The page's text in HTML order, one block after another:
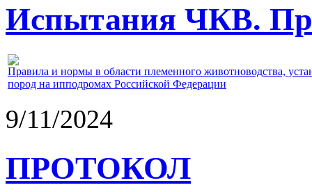
Испытания ЧКВ.
Правила и нормы в области племенного животноводства,
пород на ипподромах Российской Федерации
9/11/2024
ПРОТОКОЛ